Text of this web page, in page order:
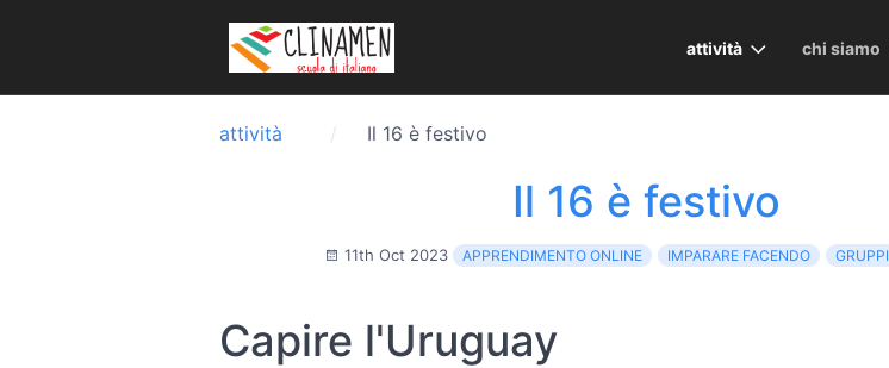
attività chi siamo
attività Il 16 è festivo
Il 16 è festivo
11th Oct 2023 APPRENDIMENTO ONLINE IMPARARE FACENDO GRUPPI
Capire l'Uruguay